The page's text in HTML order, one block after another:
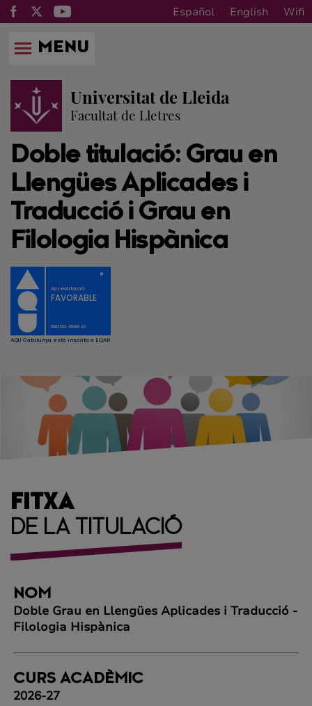
Español English Wifi
MENU
Universitat de Lleida
Facultat de Lletres
Doble titulació: Grau en
Llengües Aplicades i
Traducció i Grau en
Filologia Hispànica
FITXA
DE LA TITULACIÓ
NOM
Doble Grau en Llengües Aplicades i Traducció -
Filologia Hispànica
CURS ACADÈMIC
2026-27